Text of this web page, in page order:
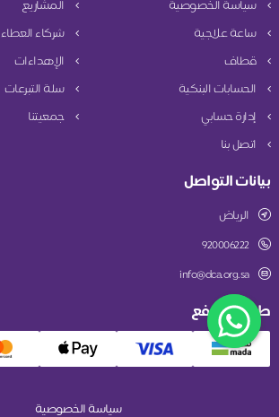
سياسة الخصوصية
المشاريع
ساعة علاجية
شركاء العطاء
قطاف
الإهداءات
الحسابات البنكية
سلة التبرعات
إدارة حسابي
جمعيتنا
اتصل بنا
بيانات التواصل
الرياض
920006222
info@dca.org.sa
طريقة الدفع
سياسة الخصوصية